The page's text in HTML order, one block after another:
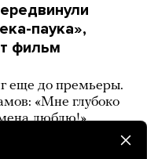
паука»,
фильм
еще до премьеры.
«Мне глубоко
люблю!»